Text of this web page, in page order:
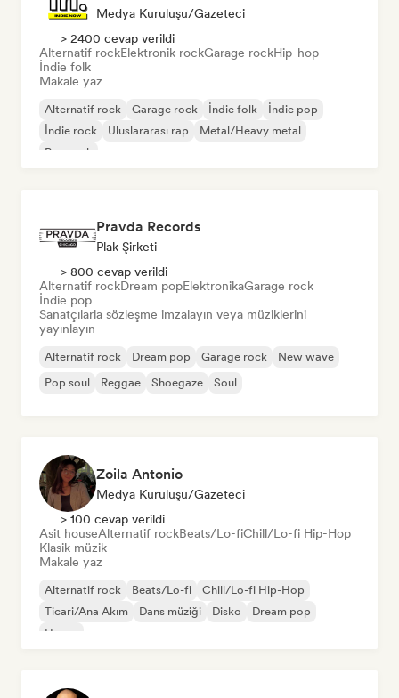
Medya Kuruluşu/Gazeteci
> 2400 cevap verildi
Alternatif rockElektronik rockGarage rockHip-hop
İndie folk
Makale yaz
Alternatif rock Garage rock İndie folk
İndie pop
İndie rock
Uluslararası rap
Metal/Heavy metal
Pop rock
Pravda Records
Plak Şirketi
> 800 cevap verildi
Alternatif rockDream popElektronikaGarage rock
İndie pop
Sanatçılarla sözleşme imzalayın veya müziklerini
yayınlayın
Alternatif rock Dream pop Garage rock
New wave
Pop soul
Reggae Shoegaze Soul
Zoila Antonio
Medya Kuruluşu/Gazeteci
> 100 cevap verildi
Asit houseAlternatif rockBeats/Lo-fiChill/Lo-fi Hip-Hop
Klasik müzik
Makale yaz
Alternatif rock Beats/Lo-fi
Chill/Lo-fi Hip-Hop
Ticari/Ana Akım
Dans müziği Disko
Dream pop
House